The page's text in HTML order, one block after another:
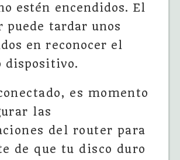
estén encendidos. El
puede tardar unos
en reconocer el
dispositivo.
es momento
las
del router para
de que tu disco duro